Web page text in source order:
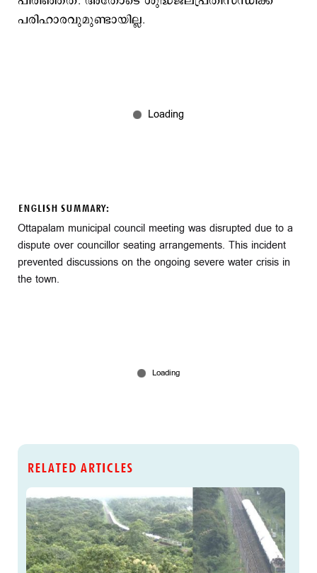
പരിഹാരവുമുണ്ടായില്ല.
ENGLISH SUMMARY:
Ottapalam municipal council meeting was disrupted due to a
dispute over councillor seating arrangements. This incident
prevented discussions on the ongoing severe water crisis in
the town.
RELATED ARTICLES